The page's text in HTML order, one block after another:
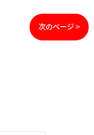
次のページ >